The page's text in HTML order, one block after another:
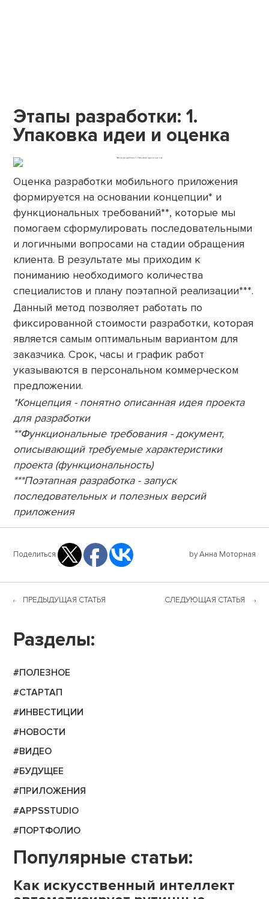
Этапы разработки: 1.
Упаковка идеи и оценка
Оценка разработки мобильного приложения
формируется на основании концепции* и
функциональных требований**, которые мы
помогаем сформулировать последовательными
и логичными вопросами на стадии обращения
клиента. В результате мы приходим к
пониманию необходимого количества
специалистов и плану поэтапной реализации***.
Данный метод позволяет работать по
фиксированной стоимости разработки, которая
является самым оптимальным вариантом для
заказчика. Срок, часы и график работ
указываются в персональном коммерческом
предложении.
*Концепция - понятно описанная идея проекта
для разработки
**Функциональные требования - документ,
описывающий требуемые характеристики
проекта (функциональность)
***Поэтапная разработка - запуск
последовательных и полезных версий
приложения
Поделиться by Анна Моторная
ПРЕДЫДУЩАЯ СТАТЬЯ СЛЕДУЮЩАЯ СТАТЬЯ
Разделы:
#ПОЛЕЗНОЕ
#СТАРТАП
#ИНВЕСТИЦИИ
#НОВОСТИ
#ВИДЕО
#БУДУЩЕЕ
#ПРИЛОЖЕНИЯ
#APPSSTUDIO
#ПОРТФОЛИО
Популярные статьи:
Как искусственный интеллект